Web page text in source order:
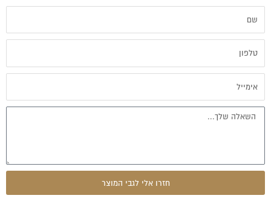
חזרו אלי לגבי המוצר